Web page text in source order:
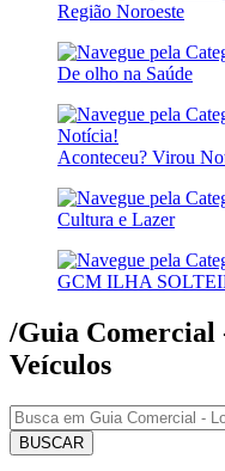
Região Noroeste
De olho na Saúde
Aconteceu? Virou
Cultura e Lazer
GCM ILHA
/Guia Comercial
Veículos
BUSCAR